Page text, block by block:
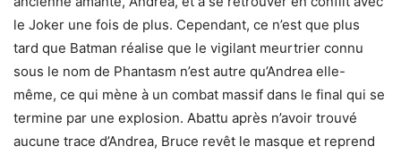
le Joker une fois de plus. Cependant, ce n’est que plus
tard que Batman réalise que le vigilant meurtrier connu
sous le nom de Phantasm n’est autre qu’Andrea elle-
même, ce qui mène à un combat massif dans le final qui se
termine par une explosion. Abattu après n’avoir trouvé
aucune trace d’Andrea, Bruce revêt le masque et reprend